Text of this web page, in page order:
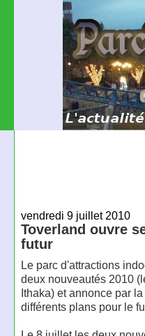
vendredi 9 juillet 2010
Toverland ouvre
futur
Le parc d'attractions
deux nouveautés 2010
Ithaka) et annonce par
différents plans pour le